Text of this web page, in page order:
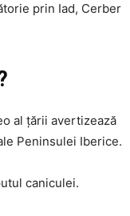
prin Iad, Cerber
al țării avertizează
Peninsulei Iberice.
caniculei.